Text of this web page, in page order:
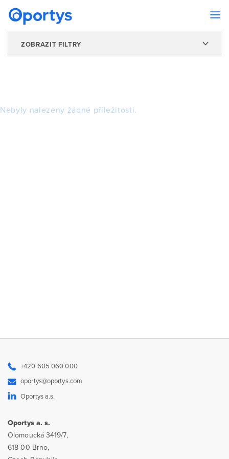
ZOBRAZIT FILTRY
Nebyly nalezeny žádné příležitosti.
+420 605 060 000
oportys@oportys.com
Oportys a.s.
Oportys a. s.
Olomoucká 3419/7,
618 00 Brno,